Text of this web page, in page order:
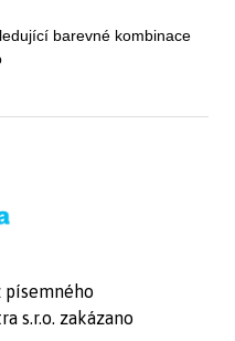
barevné kombinace
písemného
s.r.o. zakázano